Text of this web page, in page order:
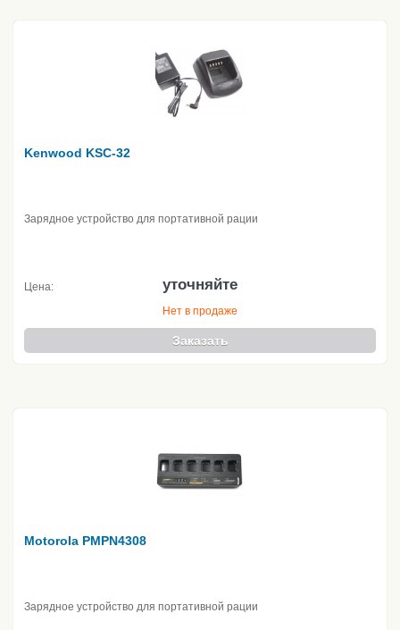
Kenwood KSC-32
Зарядное устройство для портативной рации
Цена: уточняйте
Нет в продаже
Заказать
Motorola PMPN4308
Зарядное устройство для портативной рации